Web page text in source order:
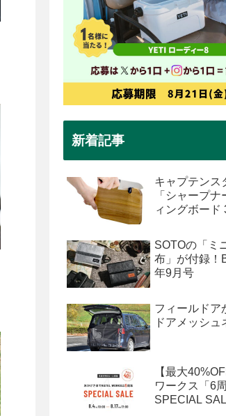
新着記事
キャプテンス
「シャープ
ィングボード
SOTOの「ミ
布」が付録！
年9月号
フィールドア
ドアメッシ
【最大
ワークス「6
SPECIAL